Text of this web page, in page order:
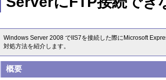
Windows Server 2008 でIIS7を接続した際にMicrosoft
対処方法を紹介します。
概要